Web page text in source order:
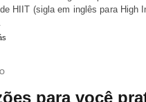
HIIT (sigla em inglês para High
para você